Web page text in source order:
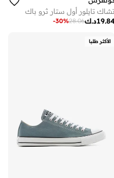
تشاك تايلور أول ستار ثرو باك
د.ك28.06
-30%
الأكثر طلبا